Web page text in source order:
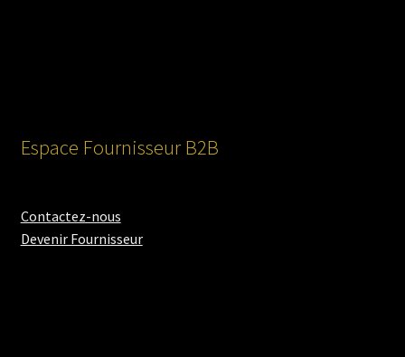
Espace Fournisseur B2B
Contactez-nous
Devenir Fournisseur